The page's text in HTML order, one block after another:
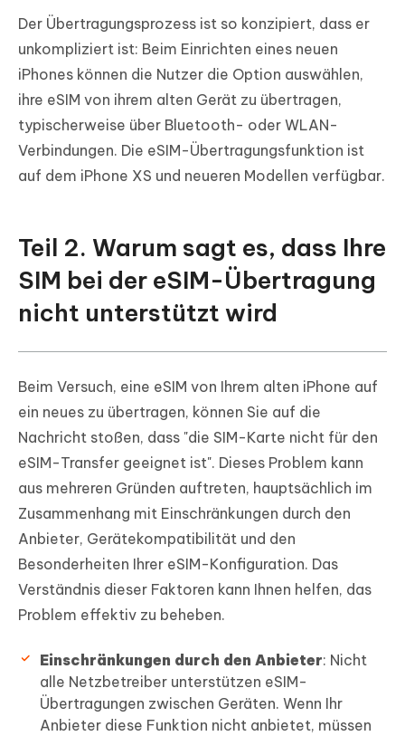
Der Übertragungsprozess ist so konzipiert, dass er
unkompliziert ist: Beim Einrichten eines neuen
iPhones können die Nutzer die Option auswählen,
ihre eSIM von ihrem alten Gerät zu übertragen,
typischerweise über Bluetooth- oder WLAN-
Verbindungen. Die eSIM-Übertragungsfunktion ist
auf dem iPhone XS und neueren Modellen verfügbar.
Teil 2. Warum sagt es, dass Ihre
SIM bei der eSIM-Übertragung
nicht unterstützt wird
Beim Versuch, eine eSIM von Ihrem alten iPhone auf
ein neues zu übertragen, können Sie auf die
Nachricht stoßen, dass "die SIM-Karte nicht für den
eSIM-Transfer geeignet ist". Dieses Problem kann
aus mehreren Gründen auftreten, hauptsächlich im
Zusammenhang mit Einschränkungen durch den
Anbieter, Gerätekompatibilität und den
Besonderheiten Ihrer eSIM-Konfiguration. Das
Verständnis dieser Faktoren kann Ihnen helfen, das
Problem effektiv zu beheben.
Einschränkungen durch den Anbieter: Nicht
alle Netzbetreiber unterstützen eSIM-
Übertragungen zwischen Geräten. Wenn Ihr
Anbieter diese Funktion nicht anbietet, müssen